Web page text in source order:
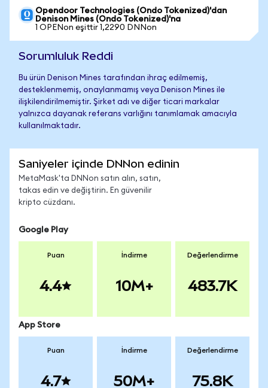
Opendoor Technologies (Ondo Tokenized)'dan
Denison Mines (Ondo Tokenized)'na
1 OPENon eşittir 1,2290 DNNon
Sorumluluk Reddi
Bu ürün Denison Mines tarafından ihraç edilmemiş,
desteklenmemiş, onaylanmamış veya Denison Mines ile
ilişkilendirilmemiştir. Şirket adı ve diğer ticari markalar
yalnızca dayanak referans varlığını tanımlamak amacıyla
kullanılmaktadır.
Saniyeler içinde DNNon edinin
MetaMask'ta DNNon satın alın, satın,
takas edin ve değiştirin. En güvenilir
kripto cüzdanı.
Google Play
Puan
4.4
İndirme
10M+
Değerlendirme
483.7K
App Store
Puan
4.7
İndirme
50M+
Değerlendirme
75.8K